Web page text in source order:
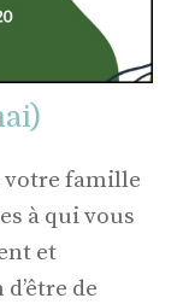
votre famille
à qui vous
et
de